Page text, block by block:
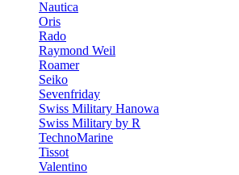
Nautica
Oris
Rado
Raymond Weil
Roamer
Seiko
Sevenfriday
Swiss Military Hanowa
Swiss Military by R
TechnoMarine
Tissot
Valentino